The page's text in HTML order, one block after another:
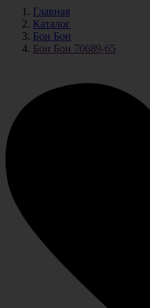
Главная
Каталог
Бон Бон
Бон Бон 70689-65